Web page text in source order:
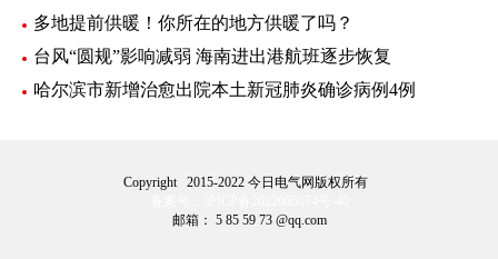
多地提前供暖！你所在的地方供暖了吗？
台风“圆规”影响减弱 海南进出港航班逐步恢复
哈尔滨市新增治愈出院本土新冠肺炎确诊病例4例
Copyright 2015-2022 今日电气网版权所有
邮箱： 5 85 59 73 @qq.com